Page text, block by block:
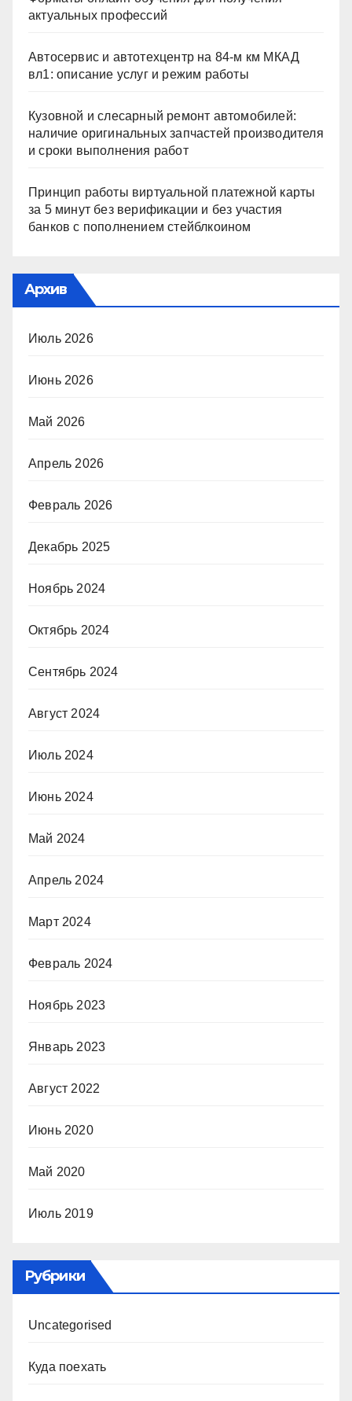
актуальных профессий
Автосервис и автотехцентр на 84-м км МКАД
вл1: описание услуг и режим работы
Кузовной и слесарный ремонт автомобилей:
наличие оригинальных запчастей производителя
и сроки выполнения работ
Принцип работы виртуальной платежной карты
за 5 минут без верификации и без участия
банков с пополнением стейблкоином
Архив
Июль 2026
Июнь 2026
Май 2026
Апрель 2026
Февраль 2026
Декабрь 2025
Ноябрь 2024
Октябрь 2024
Сентябрь 2024
Август 2024
Июль 2024
Июнь 2024
Май 2024
Апрель 2024
Март 2024
Февраль 2024
Ноябрь 2023
Январь 2023
Август 2022
Июнь 2020
Май 2020
Июль 2019
Рубрики
Uncategorised
Куда поехать